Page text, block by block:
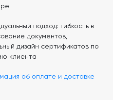
подход: гибкость в
документов,
дизайн сертификатов по
клиента
об оплате и доставке